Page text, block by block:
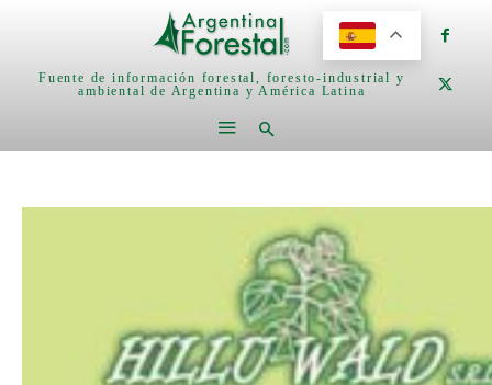
Fuente de información forestal, foresto-industrial y
ambiental de Argentina y América Latina